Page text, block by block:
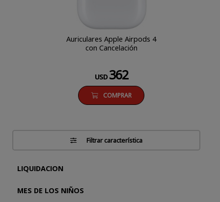
Auriculares Apple Airpods 4
con Cancelación
USD 362
COMPRAR
Filtrar característica
LIQUIDACION
MES DE LOS NIÑOS